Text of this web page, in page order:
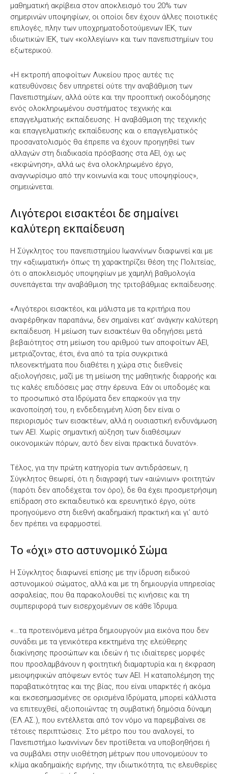
μαθηματική ακρίβεια στον αποκλεισμό του 20% των
σημερινών υποψηφίων, οι οποίοι δεν έχουν άλλες ποιοτικές
επιλογές, πλην των υποχρηματοδοτούμενων ΙΕΚ, των
ιδιωτικών ΙΕΚ, των «κολλεγίων» και των πανεπιστημίων του
εξωτερικού.
«Η εκτροπή αποφοίτων Λυκείου προς αυτές τις
κατευθύνσεις δεν υπηρετεί ούτε την αναβάθμιση των
Πανεπιστημίων, αλλά ούτε και την προοπτική οικοδόμησης
ενός ολοκληρωμένου συστήματος τεχνικής και
επαγγελματικής εκπαίδευσης. Η αναβάθμιση της τεχνικής
και επαγγελματικής εκπαίδευσης και ο επαγγελματικός
προσανατολισμός θα έπρεπε να έχουν προηγηθεί των
αλλαγών στη διαδικασία πρόσβασης στα ΑΕΙ, όχι ως
«εκφώνηση», αλλά ως ένα ολοκληρωμένο έργο,
αναγνωρίσιμο από την κοινωνία και τους υποψηφίους»,
σημειώνεται.
Λιγότεροι εισακτέοι δε σημαίνει
καλύτερη εκπαίδευση
Η Σύγκλητος του πανεπιστημίου Ιωαννίνων διαφωνεί και με
την «αξιωματική» όπως τη χαρακτηρίζει θέση της Πολιτείας,
ότι ο αποκλεισμός υποψηφίων με χαμηλή βαθμολογία
συνεπάγεται την αναβάθμιση της τριτοβάθμιας εκπαίδευσης.
«Λιγότεροι εισακτέοι, και μάλιστα με τα κριτήρια που
αναφέρθηκαν παραπάνω, δεν σημαίνει κατ’ ανάγκην καλύτερη
εκπαίδευση. Η μείωση των εισακτέων θα οδηγήσει μετά
βεβαιότητος στη μείωση του αριθμού των αποφοίτων ΑΕΙ,
μετριάζοντας, έτσι, ένα από τα τρία συγκριτικά
πλεονεκτήματα που διαθέτει η χώρα στις διεθνείς
αξιολογήσεις, μαζί με τη μείωση της μαθητικής διαρροής και
τις καλές επιδόσεις μας στην έρευνα. Εάν οι υποδομές και
το προσωπικό στα Ιδρύματα δεν επαρκούν για την
ικανοποίησή του, η ενδεδειγμένη λύση δεν είναι ο
περιορισμός των εισακτέων, αλλά η ουσιαστική ενδυνάμωση
των ΑΕΙ. Χωρίς σημαντική αύξηση των διαθέσιμων
οικονομικών πόρων, αυτό δεν είναι πρακτικά δυνατόν».
Τέλος, για την πρώτη κατηγορία των αντιδράσεων, η
Σύγκλητος θεωρεί, ότι η διαγραφή των «αιώνιων» φοιτητών
(παρότι δεν αποδέχεται τον όρο), δε θα έχει προσμετρήσιμη
επίδραση στο εκπαιδευτικό και ερευνητικό έργο, ούτε
προηγούμενο στη διεθνή ακαδημαϊκή πρακτική και γι’ αυτό
δεν πρέπει να εφαρμοστεί.
Το «όχι» στο αστυνομικό Σώμα
Η Σύγκλητος διαφωνεί επίσης με την ίδρυση ειδικού
αστυνομικού σώματος, αλλά και με τη δημιουργία υπηρεσίας
ασφαλείας, που θα παρακολουθεί τις κινήσεις και τη
συμπεριφορά των εισερχομένων σε κάθε Ίδρυμα.
«…τα προτεινόμενα μέτρα δημιουργούν μια εικόνα που δεν
συνάδει με τα γενικότερα κεκτημένα της ελεύθερης
διακίνησης προσώπων και ιδεών ή τις ιδιαίτερες μορφές
που προσλαμβάνουν η φοιτητική διαμαρτυρία και η έκφραση
μειοψηφικών απόψεων εντός των ΑΕΙ. Η καταπολέμηση της
παραβατικότητας και της βίας, που είναι υπαρκτές ή ακόμα
και εκσεσημασμένες σε ορισμένα Ιδρύματα, μπορεί κάλλιστα
να επιτευχθεί, αξιοποιώντας τη συμβατική δημόσια δύναμη
(ΕΛ.ΑΣ.), που εντέλλεται από τον νόμο να παρεμβαίνει σε
τέτοιες περιπτώσεις. Στο μέτρο που του αναλογεί, το
Πανεπιστήμιο Ιωαννίνων δεν προτίθεται να υποβοηθήσει ή
να συμβάλει στην υιοθέτηση μέτρων που υπονομεύουν το
κλίμα ακαδημαϊκής ειρήνης, την ιδιωτικότητα, τις ελευθερίες